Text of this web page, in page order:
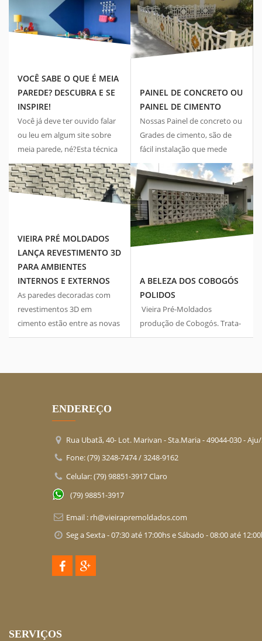
VOCÊ SABE O QUE É MEIA
PAREDE? DESCUBRA E SE
INSPIRE!
Você já deve ter ouvido falar
ou leu em algum site sobre
meia parede, né?Esta técnica
de pintar as paredes de casa
pela metade se tornou
tendência em diferentes ...
PAINEL DE CONCRETO OU
PAINEL DE CIMENTO
Nossas Painel de concreto ou
Grades de cimento, são de
fácil instalação que mede
2,00m x1,00m e podem ser
utilizadas na construção de
muros, sacadas, ...
VIEIRA PRÉ MOLDADOS
LANÇA REVESTIMENTO 3D
PARA AMBIENTES
INTERNOS E EXTERNOS
As paredes decoradas com
revestimentos 3D em
cimento estão entre as novas
tendências de decoração. O
A BELEZA DOS COBOGÓS
POLIDOS
Vieira Pré-Moldados
produção de Cobogós. Trata-
se de blocos vazados que,
ENDEREÇO
Rua Ubatã, 40- Lot. Marivan - Sta.Maria -49044-030- Aju/
Fone: (79) 3248-7474 / 3248-9162
Celular: (79) 98851-3917 Claro
(79) 98851-3917
Email : rh@vieirapremoldados.com
Seg a Sexta - 07:30 até 17:00hs e Sábado - 08:00 até
SERVIÇOS